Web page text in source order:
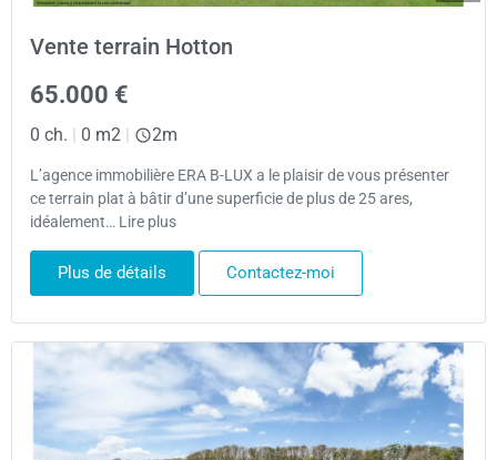
Vente terrain Hotton
65.000 €
0 ch. | 0 m2 | 2m
L’agence immobilière ERA B-LUX a le plaisir de vous présenter
ce terrain plat à bâtir d’une superficie de plus de 25 ares,
idéalement… Lire plus
Plus de détails Contactez-moi